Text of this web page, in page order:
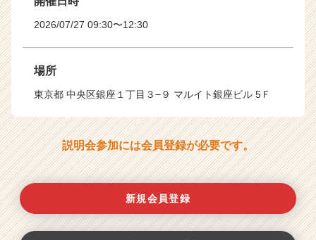
2026/07/27 09:30〜12:30
場所
東京都 中央区銀座１丁目３−９ マルイト銀座ビル 5Ｆ
説明会参加には会員登録が必要です。
新規会員登録